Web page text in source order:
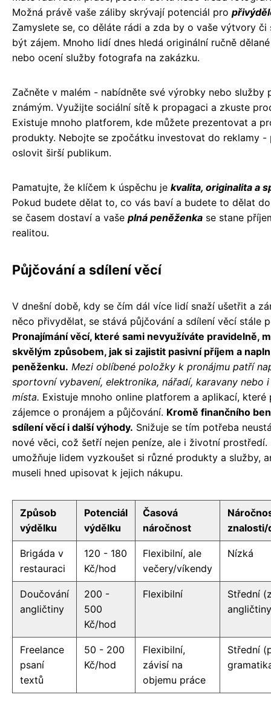
Možná právě vaše záliby skrývají potenciál pro
Zamyslete se, co děláte rádi a zda by o vaše výtvory či
být zájem. Mnoho lidí dnes hledá originální ručně
nebo ocení služby fotografa na zakázku.
Začněte v malém - nabídněte své výrobky nebo služby
známým. Využijte sociální sítě k propagaci a zkuste
Existuje mnoho platforem, kde můžete prezentovat a
produkty. Nebojte se zpočátku investovat do reklamy -
oslovit širší publikum.
Pamatujte, že klíčem k úspěchu je kvalita, originalita a
Pokud budete dělat to, co vás baví a budete to dělat
se časem dostaví a vaše plná peněženka se stane
realitou.
Půjčování a sdílení věcí
V dnešní době, kdy se čím dál více lidí snaží ušetřit a
něco přivydělat, se stává půjčování a sdílení věcí stále
Pronajímání věcí, které sami nevyužíváte pravidelně,
skvělým způsobem, jak si zajistit pasivní příjem a
peněženku. Mezi oblíbené položky k pronájmu patří
sportovní vybavení, elektronika, nářadí, karavany nebo
místa. Existuje mnoho online platforem a aplikací, které
zájemce o pronájem a půjčování. Kromě finančního
sdílení věcí i další výhody. Snižuje se tím potřeba
nové věci, což šetří nejen peníze, ale i životní prostředí.
umožňuje lidem vyzkoušet si různé produkty a služby,
museli hned upisovat k jejich nákupu.
Způsob
výdělku
Potenciál
výdělku
Časová
náročnost
Brigáda v
restauraci
120 - 180
Kč/hod
Flexibilní, ale
večery/víkendy
Nízká
Doučování
angličtiny
200 -
500
Kč/hod
Flexibilní
Střední
Freelance
psaní
textů
50 - 200
Kč/hod
Flexibilní,
závisí na
objemu práce
Střední